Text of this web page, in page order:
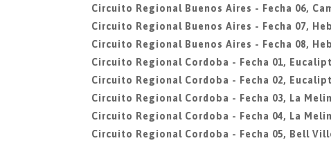
Circuito Regional Buenos Aires - Fecha 06,
Circuito Regional Buenos Aires - Fecha 07,
Circuito Regional Buenos Aires - Fecha 08,
Circuito Regional Cordoba - Fecha 01,
Circuito Regional Cordoba - Fecha 02,
Circuito Regional Cordoba - Fecha 03, La
Circuito Regional Cordoba - Fecha 04, La
Circuito Regional Cordoba - Fecha 05, Bell